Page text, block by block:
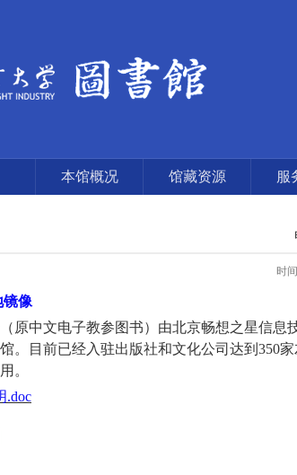
本馆概况 馆藏资源 服
时
镜像
中文电子教参图书）由北京畅想之星信息
。目前已经入驻出版社和文化公司达到 350家
。
.doc